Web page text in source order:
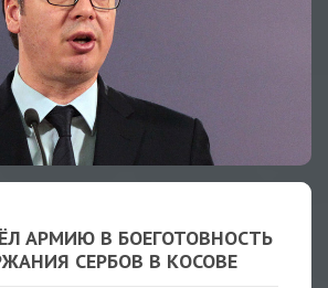
АРМИЮ В БОЕГОТОВНОСТЬ
СЕРБОВ В КОСОВЕ